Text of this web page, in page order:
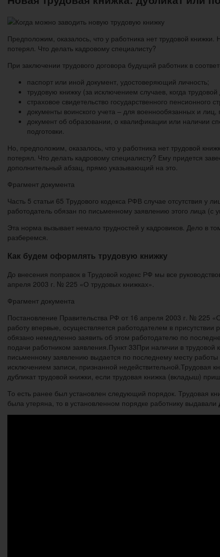
Предположим, оказалось, что у работника нет трудовой
потерял. Что делать кадровому специалисту?
При заключении трудового договора будущий работник в
паспорт или иной документ, удостоверяющий личность;
трудовую книжку (за исключением случаев, когда
страховое свидетельство государственного пенсионного
документы воинского учета – для военнообязанных и
документ об образовании, о квалификации или наличии
подготовки.
Но, предположим, оказалось, что у работника нет трудовой
потерял. Что делать кадровому специалисту? Ему придется
дополнительный абзац, прямо указывающий на это.
Фрагмент документа
Часть 5 статьи 65 Трудового кодекса РФВ случае отсутствия у
работодатель обязан по письменному заявлению этого лица (с
Эта норма вызывает немало трудностей у кадровиков. Дело в
разберемся.
Как будем оформлять трудовую книжку
До внесения поправок в Трудовой кодекс РФ мы все
апреля 2003 г. № 225 «О трудовых книжках».
Фрагмент документа
Постановление Правительства РФ от 16 апреля 2003 г. № 225
работу впервые, осуществляется работодателем в
обязано немедленно заявить об этом работодателю по
подачи работником заявления.Пункт 33При наличии в
письменному заявлению выдается по последнему месту работы
исключением записи, признанной недействительной.Трудовая
дубликат трудовой книжки, если трудовая книжка (вкладыш)
То есть ранее был установлен следующий порядок. Трудовая
была утеряна, то в установленном порядке работнику выдавали